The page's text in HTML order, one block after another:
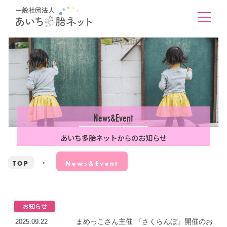
News&Event
あいち多胎ネットからのお知らせ
TOP News&Event
お知らせ
2025.09.22 まめっこさん主催 『さくらんぼ』開催のお